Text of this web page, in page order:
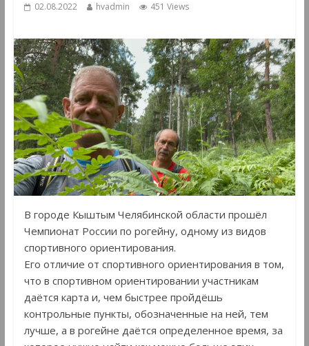
02.08.2022 hvadmin 451 Views
В городе Кыштым Челябинской области прошёл
Чемпионат России по рогейну, одному из видов
спортивного ориентирования.
Его отличие от спортивного ориентирования в том,
что в спортивном ориентировании участникам
даётся карта и, чем быстрее пройдёшь
контрольные пункты, обозначенные на ней, тем
лучше, а в рогейне даётся определенное время, за